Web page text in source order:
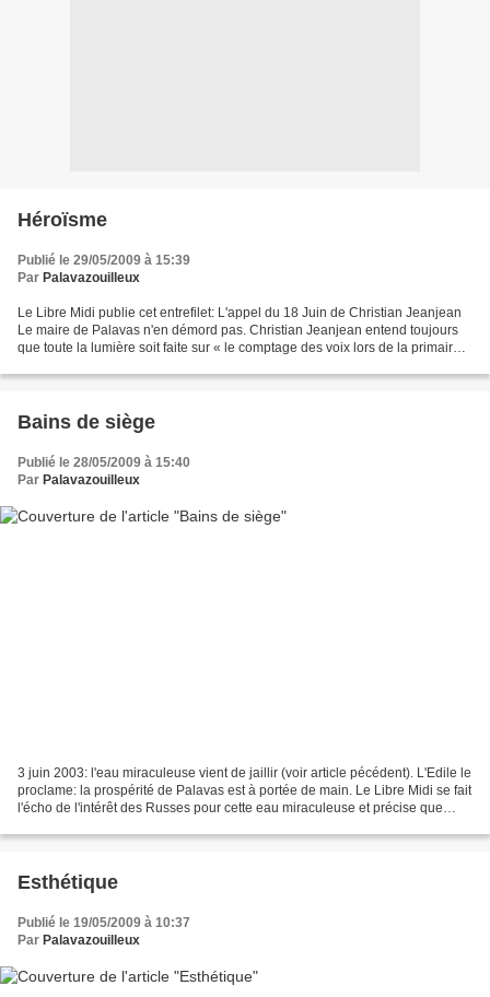
Héroïsme
Publié le 29/05/2009 à 15:39
Par Palavazouilleux
Le Libre Midi publie cet entrefilet: L'appel du 18 Juin de Christian Jeanjean
Le maire de Palavas n'en démord pas. Christian Jeanjean entend toujours
que toute la lumière soit faite sur « le comptage des voix lors de la primaire
Bains de siège
Publié le 28/05/2009 à 15:40
Par Palavazouilleux
3 juin 2003: l'eau miraculeuse vient de jaillir (voir article pécédent). L'Edile le
proclame: la prospérité de Palavas est à portée de main. Le Libre Midi se fait
l'écho de l'intérêt des Russes pour cette eau miraculeuse et précise que
Esthétique
Publié le 19/05/2009 à 10:37
Par Palavazouilleux